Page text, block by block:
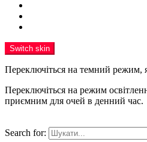
Switch skin
Переключіться на темний режим,
Переключіться на режим
приємним для очей в денний час.
Search for: